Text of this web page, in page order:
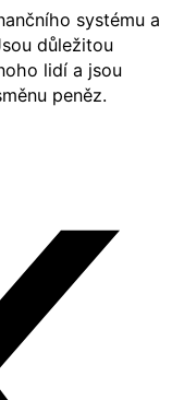
systému a
důležitou
lidí a jsou
peněz.